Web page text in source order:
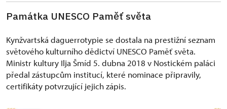
Památka UNESCO Paměť světa
​​Kynžvartská daguerrotypie se dostala na prestižní seznam
světového kulturního dědictví UNESCO Paměť světa.
Ministr kultury Ilja Šmíd 5. dubna 2018 v Nostickém paláci
předal zástupcům institucí, které nominace připravily,
certifikáty potvrzující jejich zápis.